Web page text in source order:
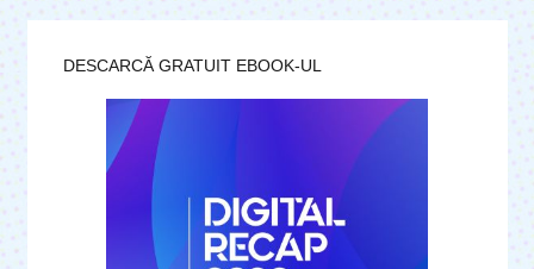
DESCARCĂ GRATUIT EBOOK-UL